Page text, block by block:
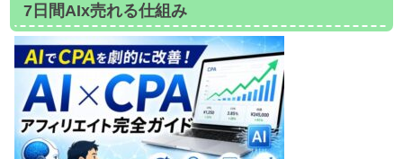
7日間AIx売れる仕組み